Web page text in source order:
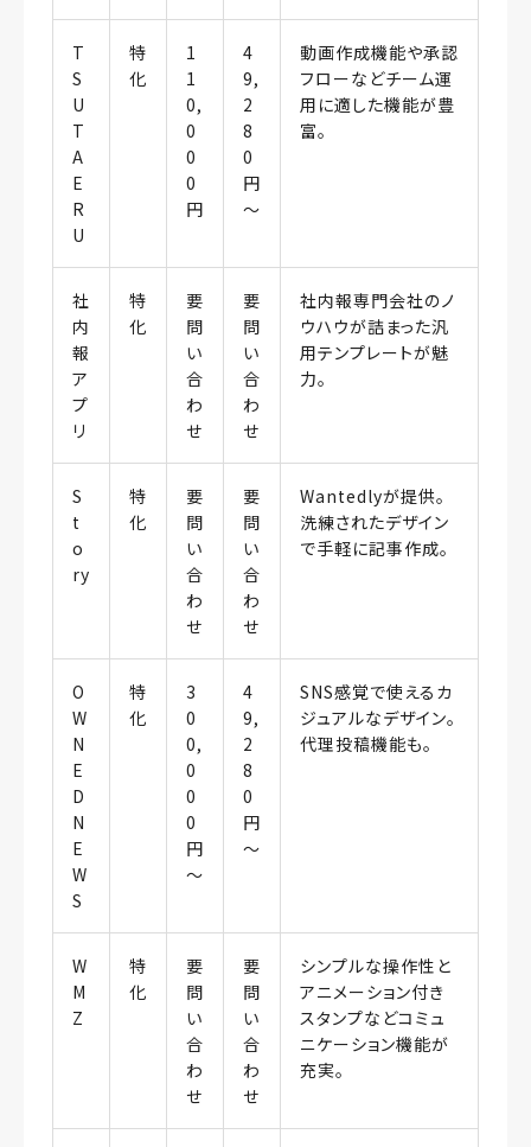
T
S
U
T
A
E
R
U
特
化
1
1
0,
0
0
0
円
4
9,
2
8
0
円
〜
動画作成機能や承認
フローなどチーム運
用に適した機能が豊
富。
社
内
報
ア
プ
リ
特
化
要
問
い
合
わ
せ
要
問
い
合
わ
せ
社内報専門会社のノ
ウハウが詰まった汎
用テンプレートが魅
力。
S
t
o
ry
特
化
要
問
い
合
わ
せ
要
問
い
合
わ
せ
Wantedlyが提供。
洗練されたデザイン
で手軽に記事作成。
O
W
N
E
D
N
E
W
S
特
化
3
0
0,
0
0
0
円
〜
4
9,
2
8
0
円
〜
SNS感覚で使えるカ
ジュアルなデザイン。
代理投稿機能も。
W
M
Z
特
化
要
問
い
合
わ
せ
要
問
い
合
わ
せ
シンプルな操作性と
アニメーション付き
スタンプなどコミュ
ニケーション機能が
充実。